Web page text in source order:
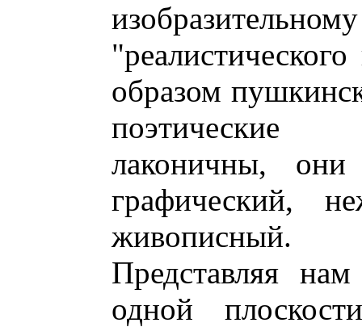
образом
поэтические
лаконичны, они
графический,
живописный.
Представляя
одной